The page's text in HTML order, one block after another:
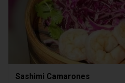
Sashimi Camarones